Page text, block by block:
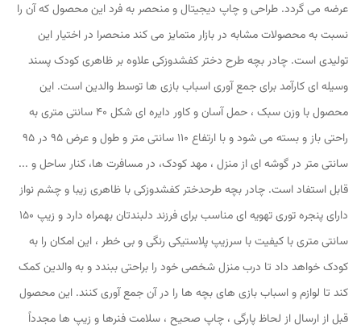
عرضه می گردد. طراحی و چاپ دیجیتال و منحصر به فرد این محصول که آن را
نسبت به محصولات مشابه در بازار متمایز می کند منحصرا در اختیار این
تولیدی است. چادر بچه طرح دختر کفشدوزکی علاوه بر ظاهری کودک پسند
وسیله ای کارآمد برای جمع آوری اسباب بازی ها توسط والدین است. این
محصول با وزن سبک ، حمل آسان و کاور دایره ای شکل 40 سانتی متری به
راحتی باز و بسته می شود و با ارتفاع 110 سانتی متر و طول و عرض 95 در 95
سانتی متر در گوشه ای از منزل ، مهد کودک، در مسافرت ها، کنار ساحل و ...
قابل استفاد است. چادر بچه طرحدختر کفشدوزکی با ظاهری زیبا و چشم نواز
دارای پنجره توری تهویه ای مناسب برای فرزند دلبندتان بهمراه دارد و زیپ 150
سانتی متری با کیفیت با سرزیپ پلاستیکی رنگی و بی خطر ، این امکان را به
کودک خواهد داد تا درب منزل شخصی خود را براحتی ببندد و به والدین کمک
کند تا لوازم و اسباب بازی های بچه ها را در آن جمع آوری کنند. این محصول
قبل از ارسال از لحاظ پارگی ، چاپ صحیح ، سلامت فنرها و زیپ ها مجدداً